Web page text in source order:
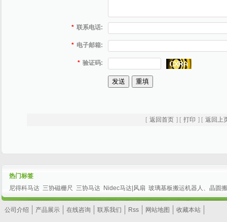
* 联系电话:
* 电子邮箱:
* 验证码:
[ 返回首页 ] [ 打印 ] [ 返回上
热门标签
尼得科马达 三协磁栅尺 三协马达 Nidec马达|风扇 玻璃基板搬运机器人、晶圆
公司介绍 产品展示 在线咨询 联系我们 Rss 网站地图 收藏本站